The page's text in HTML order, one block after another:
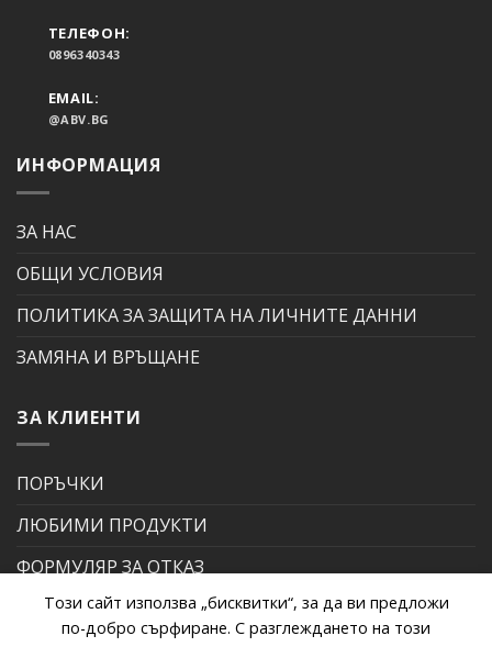
ТЕЛЕФОН:
0896340343
EMAIL:
@ABV.BG
ИНФОРМАЦИЯ
ЗА НАС
ОБЩИ УСЛОВИЯ
ПОЛИТИКА ЗА ЗАЩИТА НА ЛИЧНИТЕ ДАННИ
ЗАМЯНА И ВРЪЩАНЕ
ЗА КЛИЕНТИ
ПОРЪЧКИ
ЛЮБИМИ ПРОДУКТИ
ФОРМУЛЯР ЗА ОТКАЗ
ФОРМУЛЯР ЗА РЕКЛАМАЦИЯ
Този сайт използва „бисквитки“, за да ви предложи
по-добро сърфиране. С разглеждането на този